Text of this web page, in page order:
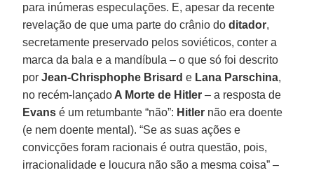
para inúmeras especulações. E, apesar da recente
revelação de que uma parte do crânio doditador,
secretamente preservado pelos soviéticos, conter a
marca da bala e a mandíbula – o que só foi descrito
porJean-Chrisphophe Brisard e Lana Parschina,
no recém-lançado A Morte de Hitler – a resposta de
Evans é um retumbante “não”: Hitler não era doente
(e nem doente mental). “Se as suas ações e
convicções foram racionais é outra questão, pois,
irracionalidade e loucura não são a mesma coisa” –